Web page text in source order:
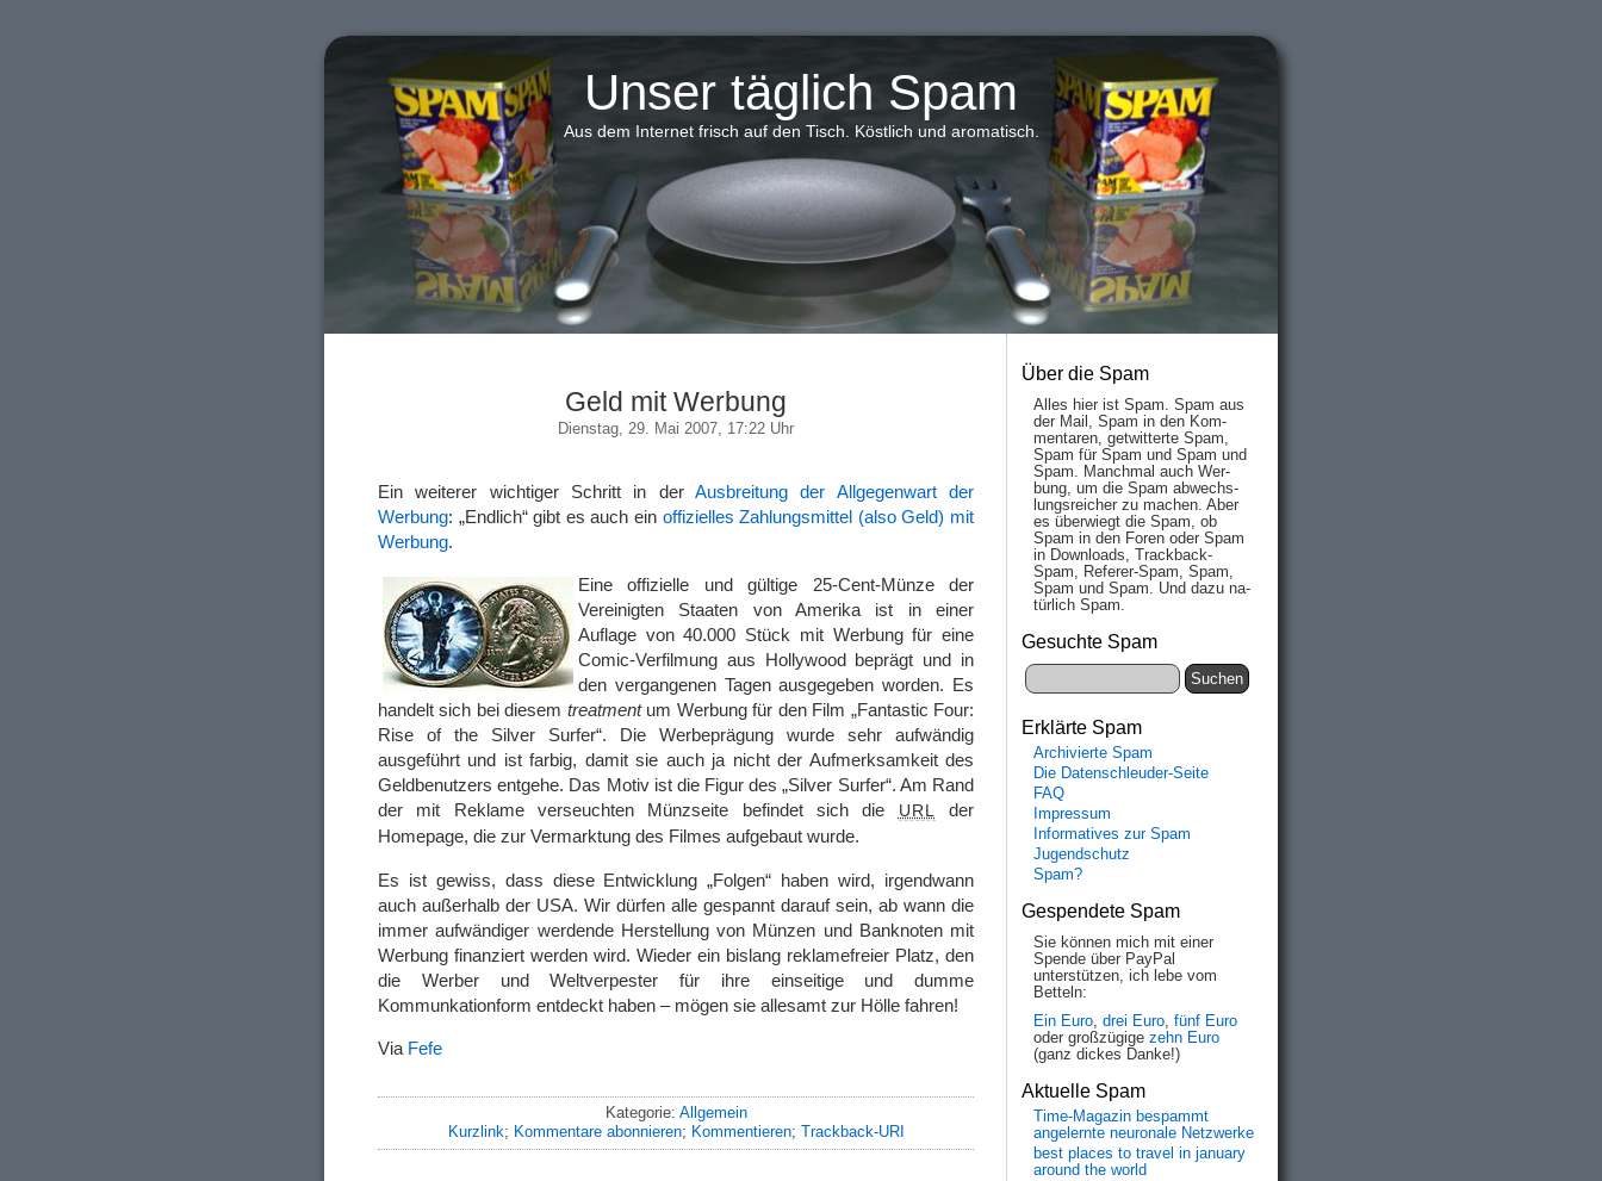
Unser täglich Spam
Aus dem Internet frisch auf den Tisch. Köstlich und aromatisch.
Geld mit Werbung
Dienstag, 29. Mai 2007, 17:22 Uhr
Ein weiterer wichtiger Schritt in der Ausbreitung der Allgegenwart der
Werbung: „Endlich“ gibt es auch ein offizielles Zahlungsmittel (also Geld) mit
Werbung.
Eine offizielle und gültige 25-Cent-Münze der
Vereinigten Staaten von Amerika ist in einer
Auflage von 40.000 Stück mit Werbung für eine
Comic-Verfilmung aus Hollywood beprägt und in
den vergangenen Tagen ausgegeben worden. Es
handelt sich bei diesem treatmentum Werbung für den Film „Fantastic Four:
Rise of the Silver Surfer“. Die Werbeprägung wurde sehr aufwändig
ausgeführt und ist farbig, damit sie auch ja nicht der Aufmerksamkeit des
Geldbenutzers entgehe. Das Motiv ist die Figur des „Silver Surfer“. Am Rand
der mit Reklame verseuchten Münzseite befindet sich die
URL
der
Homepage, die zur Vermarktung des Filmes aufgebaut wurde.
Es ist gewiss, dass diese Entwicklung „Folgen“ haben wird, irgendwann
auch außerhalb der USA. Wir dürfen alle gespannt darauf sein, ab wann die
immer aufwändiger werdende Herstellung von Münzen und Banknoten mit
Werbung finanziert werden wird. Wieder ein bislang reklamefreier Platz, den
die Werber und Weltverpester für ihre einseitige und dumme
Kommunkationform entdeckt haben – mögen sie allesamt zur Hölle fahren!
Via Fefe
Kategorie: Allgemein
Kurzlink; Kommentare abonnieren; Kommentieren; Trackback-URI
Über die Spam
Alles hier ist Spam. Spam aus
der Mail, Spam in den Kom­
men­taren, ge­twit­ter­te Spam,
Spam für Spam und Spam und
Spam. Manch­mal auch Wer­
bung, um die Spam ab­wechs­
lungs­reich­er zu mach­en. Aber
es über­wiegt die Spam, ob
Spam in den Fo­ren oder Spam
in Down­loads, Track­back-
Spam, Re­fe­rer-Spam, Spam,
Spam und Spam. Und da­zu na­
tür­lich Spam.
Gesuchte Spam
Erklärte Spam
Archivierte Spam
Die Datenschleuder-Seite
FAQ
Impressum
Informatives zur Spam
Jugendschutz
Spam?
Gespendete Spam
Sie können mich mit einer
Spende über PayPal
unterstützen, ich lebe vom
Betteln:
Ein Euro, drei Euro, fünf Euro
oder großzügige zehn Euro
(ganz dickes Danke!)
Aktuelle Spam
Time-Magazin bespammt
angelernte neuronale Netzwerke
best places to travel in january
around the world